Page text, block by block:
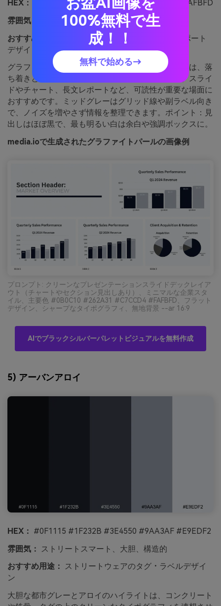
HEX：
#0B0C10 #262A31 #5C6370 #C7CCD4 #FAFBFD
雰囲気：
クリーン、空気感、プロフェッショナル
おすすめ用途：
プレゼンテーション用デック・レポート
デザイン
グラファイトグレーとパールホワイトの組み合わせは、落
ち着きと秩序、ビジネス向けの雰囲気を作ります。スライ
ドやチャート、長文レポートなど、可読性が重要な場面に
おすすめです。ミッドグレーはグリッド線や副ラベル向き
で、ノイズを増やさず情報を整理できます。ポイント：見
出しはほぼ黒で、最も明るい白は余白や強調ボックスに。
media.ioで生成されたグラファイトパールの画像例
プロンプト: クリーンなプレゼンテーションスライドデックレイア
ウト（チャートやセクション見出しあり）、ミニマルな企業スタ
イル、主要色 #0B0C10 #262A31 #C7CCD4 #FAFBFD、フラット
デザイン、シャープなタイポグラフィ、無地背景 --ar 16:9
AIでブラックシルバーパレットビジュアルを無料作成
5) アーバンアロイ
HEX： #0F1115 #1F232B #3E4550 #9AA3AF #E9EDF2
雰囲気：
ストリートスマート、大胆、構造的
おすすめ用途： ストリートウェアのタグ・ラベルデザイ
ン
大胆な都市グレーとアロイのハイライトは、コンクリート
100%無料で生
成！！
無料で始める→